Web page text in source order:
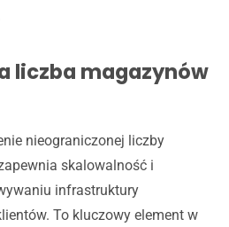
liczba magazynów
nieograniczonej liczby
skalowalność i
infrastruktury
To kluczowy element w